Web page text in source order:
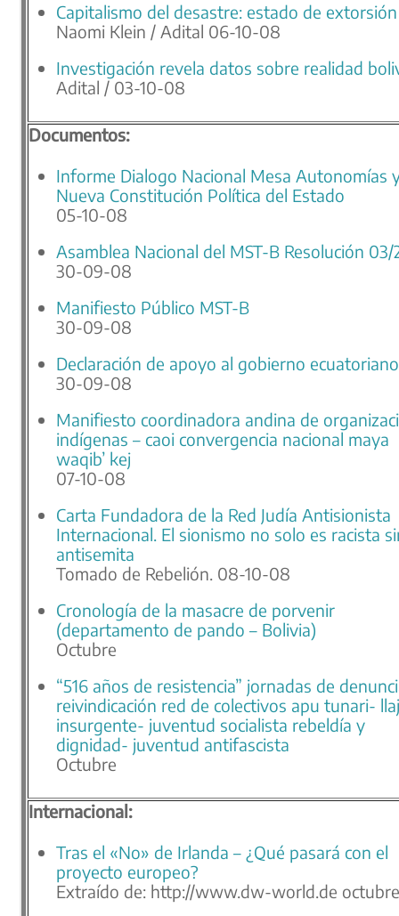
Capitalismo del desastre: estado de extorsión
Naomi Klein / Adital 06-10-08
Investigación revela datos sobre realidad
Adital / 03-10-08
Documentos:
Informe Dialogo Nacional Mesa Autonomías
Nueva Constitución Política del Estado
05-10-08
Asamblea Nacional del MST-B Resolución
30-09-08
Manifiesto Público MST-B
30-09-08
Declaración de apoyo al gobierno ecuatoriano
30-09-08
Manifiesto coordinadora andina de
indígenas – caoi convergencia nacional maya
waqib’ kej
07-10-08
Carta Fundadora de la Red Judía Antisionista
Internacional. El sionismo no solo es racista
antisemita
Tomado de Rebelión. 08-10-08
Cronología de la masacre de porvenir
(departamento de pando – Bolivia)
Octubre
“516 años de resistencia” jornadas de
reivindicación red de colectivos apu tunari-
insurgente- juventud socialista rebeldía y
dignidad- juventud antifascista
Octubre
Internacional:
Tras el «No» de Irlanda – ¿Qué pasará con el
proyecto europeo?
Extraído de: http://www.dw-world.de octubre